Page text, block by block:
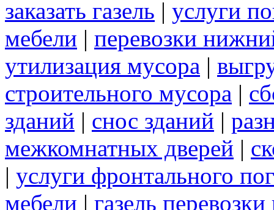
заказать газель | услуги
мебели | перевозки
утилизация мусора |
строительного мусора |
зданий | снос зданий |
межкомнатных дверей |
| услуги фронтального
мебели | газель